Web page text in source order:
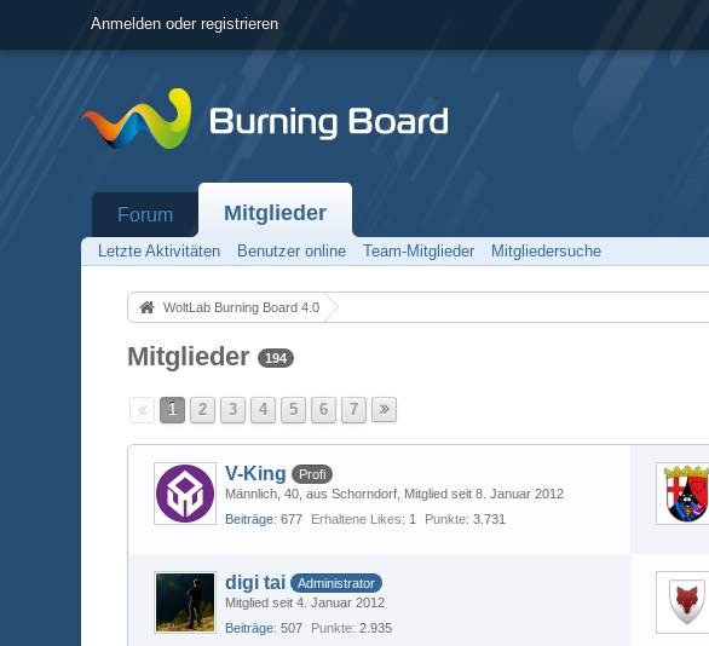
Anmelden oder registrieren
Forum Mitglieder
Letzte Aktivitäten Benutzer online Team-Mitglieder Mitgliedersuche
WoltLab Burning Board 4.0
Mitglieder 194
1 2 3 4 5 6 7
V-King
Profi
Männlich 40 aus Schorndorf Mitglied seit 8. Januar 2012
Beiträge 677 Erhaltene Likes 1 Punkte 3.731
digi tai
Administrator
Mitglied seit 4. Januar 2012
Beiträge 507 Punkte 2.935